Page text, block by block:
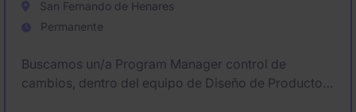
San Fernando de Henares
Permanente
Buscamos un/a Program Manager control de
cambios, dentro del equipo de Diseño de Producto,